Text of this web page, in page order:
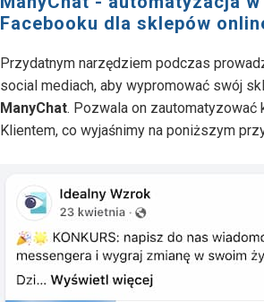
Facebooku dla sklepów
Przydatnym narzędziem podczas
social mediach, aby wypromować swój
ManyChat. Pozwala on zautomatyzować
Klientem, co wyjaśnimy na poniższym